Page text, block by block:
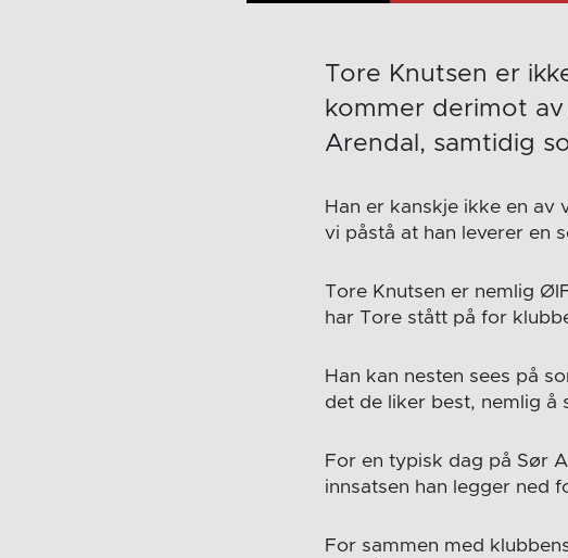
Tore Knutsen er
kommer derimot
Arendal, samtidig
Han er kanskje ikke en av
vi påstå at han leverer en
Tore Knutsen er nemlig
har Tore stått på for
Han kan nesten sees på
det de liker best, nemlig å
For en typisk dag på Sør
innsatsen han legger ned
For sammen med